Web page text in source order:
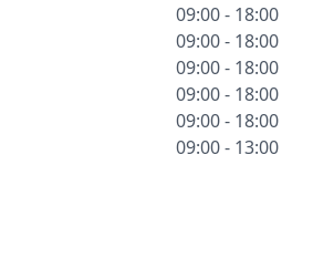
09:00 - 18:00
09:00 - 18:00
09:00 - 18:00
09:00 - 18:00
09:00 - 18:00
09:00 - 13:00